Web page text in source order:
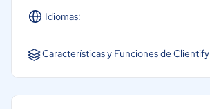
Idiomas:
Español Inglés
Características y Funciones de Clientify